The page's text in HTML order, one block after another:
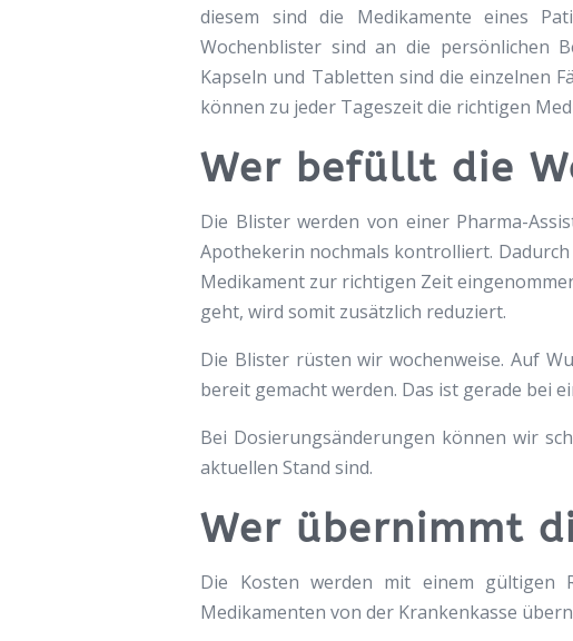
diesem sind die Medikamente eines
Wochenblister sind an die persönlichen
Kapseln und Tabletten sind die einzelnen
können zu jeder Tageszeit die richtigen
Wer befüllt die
Die Blister werden von einer Pharma-
Apothekerin nochmals kontrolliert.
Medikament zur richtigen Zeit
geht, wird somit zusätzlich reduziert.
Die Blister rüsten wir wochenweise. Auf
bereit gemacht werden. Das ist gerade bei
Bei Dosierungsänderungen können wir
aktuellen Stand sind.
Wer übernimmt
Die Kosten werden mit einem
Medikamenten von der Krankenkasse